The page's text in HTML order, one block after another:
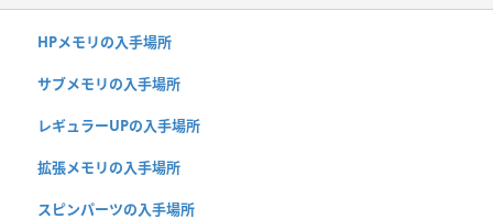
HPメモリの入手場所
サブメモリの入手場所
レギュラーUPの入手場所
拡張メモリの入手場所
スピンパーツの入手場所